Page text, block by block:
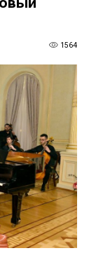
1564